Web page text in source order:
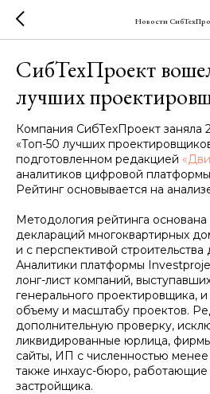
Новости
СибТехПроект
лучших
Компания СибТехПроект заняла
«Топ-50 лучших
подготовленном редакцией
аналитиков цифровой
Рейтинг основывается на
Методология рейтинга
деклараций многоквартирных
и с перспективой строительства
Аналитики платформы
лонг-лист компаний,
генерального проектировщика,
объему и масштабу проектов.
дополнительную проверку,
ликвидированные юрлица,
сайты, ИП с численностью менее
также инхаус-бюро, работающие
застройщика.